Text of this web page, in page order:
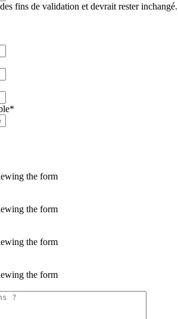
fins de validation et devrait rester inchangé.
*
the form
the form
the form
the form